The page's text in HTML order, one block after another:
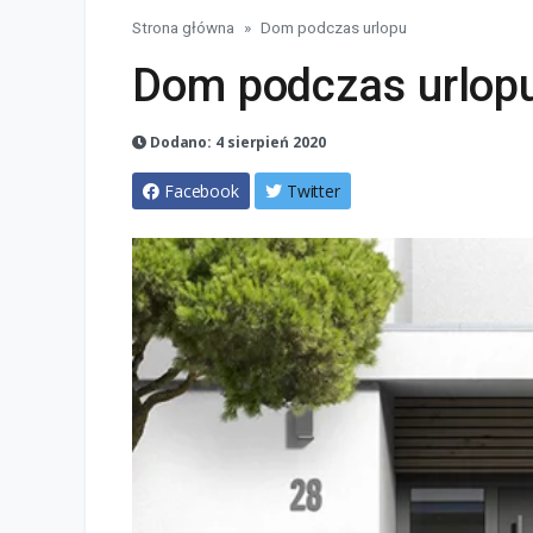
Strona główna Dom podczas urlopu
Dom podczas
Dodano: 4 sierpień 2020
Facebook Twitter